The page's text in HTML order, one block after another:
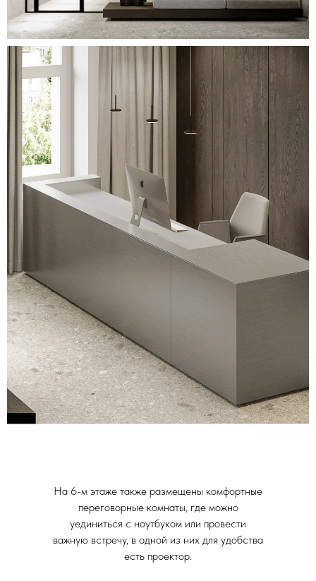
На 6-м этаже также размещены комфортные
переговорные комнаты, где можно
уединиться с ноутбуком или провести
важную встречу, в одной из них для удобства
есть проектор.